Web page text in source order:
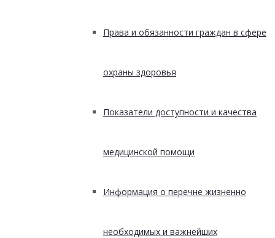
Права и обязанности граждан в сфере
охраны здоровья
Показатели доступности и качества
медицинской помощи
Информация о перечне жизненно
необходимых и важнейших